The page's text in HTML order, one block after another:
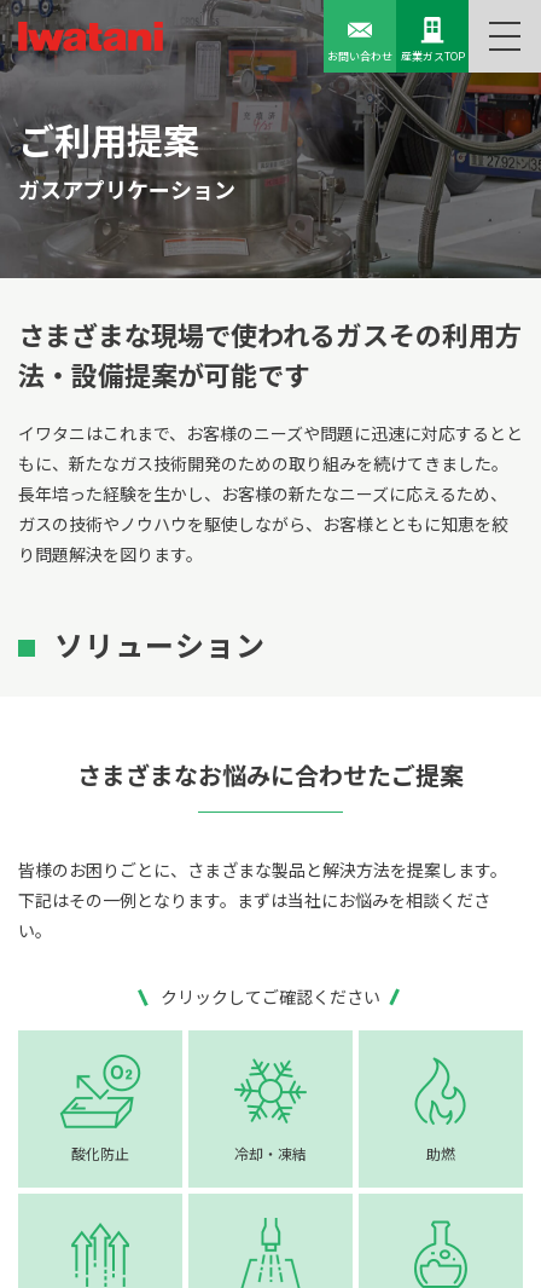
お問い合わせ 産業ガスTOP
ご利用提案
ガスアプリケーション
さまざまな現場で使われるガスその利用方
法・設備提案が可能です
イワタニはこれまで、お客様のニーズや問題に迅速に対応するとと
もに、新たなガス技術開発のための取り組みを続けてきました。
長年培った経験を生かし、お客様の新たなニーズに応えるため、
ガスの技術やノウハウを駆使しながら、お客様とともに知恵を絞
り問題解決を図ります。
ソリューション
さまざまなお悩みに合わせたご提案
皆様のお困りごとに、さまざまな製品と解決方法を提案します。
下記はその一例となります。まずは当社にお悩みを相談くださ
い。
クリックしてご確認ください
酸化防止 冷却・凍結 助燃